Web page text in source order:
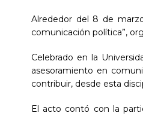
Alrededor del 8 de
comunicación política”,
Celebrado en la
asesoramiento en
contribuir, desde esta
El acto contó con la